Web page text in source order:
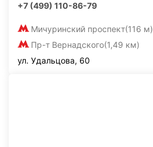
+7 (499) 110-86-79
Мичуринский проспект(116 м)
Пр-т Вернадского(1,49 км)
ул. Удальцова, 60